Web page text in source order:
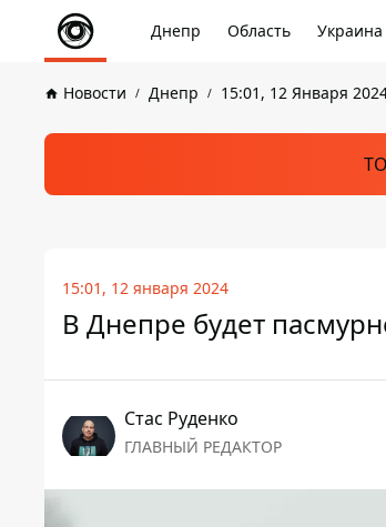
Днепр Область Украина
Новости Днепр 15:01, 12 Января
15:01, 12 января 2024
В Днепре будет
Стаc Руденко
ГЛАВНЫЙ РЕДАКТОР